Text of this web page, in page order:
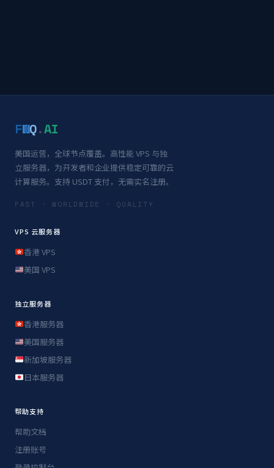
FWQ.AI
美国运营，全球节点覆盖。高性能 VPS 与独
立服务器，为开发者和企业提供稳定可靠的云
计算服务。支持 USDT 支付，无需实名注册。
FAST · WORLDWIDE · QUALITY
VPS 云服务器
香港 VPS
美国 VPS
独立服务器
香港服务器
美国服务器
新加坡服务器
日本服务器
帮助支持
帮助文档
注册账号